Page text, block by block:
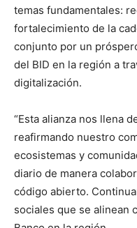
temas fundamentales:
fortalecimiento de la
conjunto por un
del BID en la región a
digitalización.
“Esta alianza nos llena
reafirmando nuestro
ecosistemas y
diario de manera
código abierto.
sociales que se alinean